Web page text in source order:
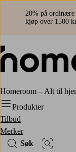
20% på ordinære
kjøp over 1500
Homeroom – Alt til
Produkter
Tilbud
Merker
Søk
Bildesøk